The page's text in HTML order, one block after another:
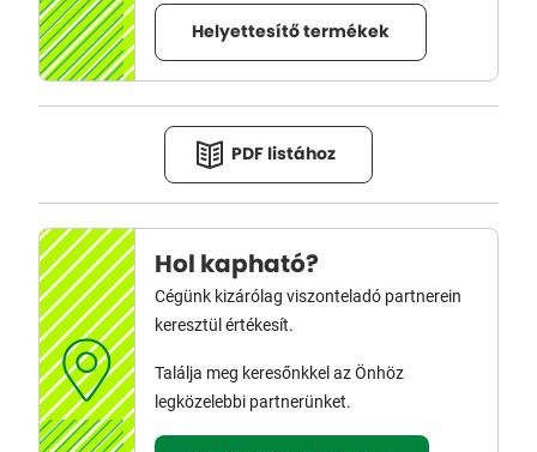
Helyettesítő termékek
PDF listához
Hol kapható?
Cégünk kizárólag viszonteladó partnerein
keresztül értékesít.
Találja meg keresőnkkel az Önhöz
legközelebbi partnerünket.